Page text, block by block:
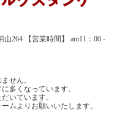
山264 【営業時間】 am11：00 -
せん。
多くなっています。
いています。
ムよりお願いいたします。